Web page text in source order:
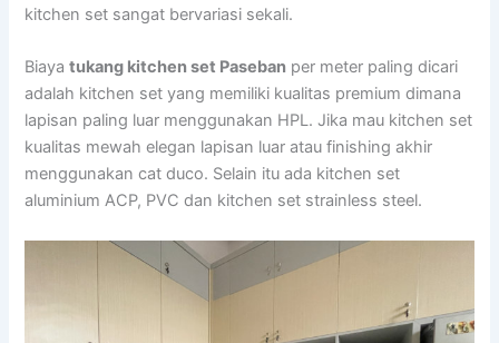
kitchen set sangat bervariasi sekali.
Biayatukang kitchen set Paseban per meter paling dicari
adalah kitchen set yang memiliki kualitas premium dimana
lapisan paling luar menggunakan HPL. Jika mau kitchen set
kualitas mewah elegan lapisan luar atau finishing akhir
menggunakan cat duco. Selain itu ada kitchen set
aluminium ACP, PVC dan kitchen set strainless steel.